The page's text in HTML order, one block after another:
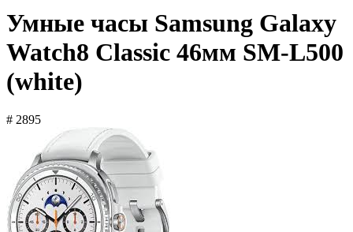
Умные часы Samsung Galaxy
Watch8 Classic 46мм SM-L500
(white)
# 2895